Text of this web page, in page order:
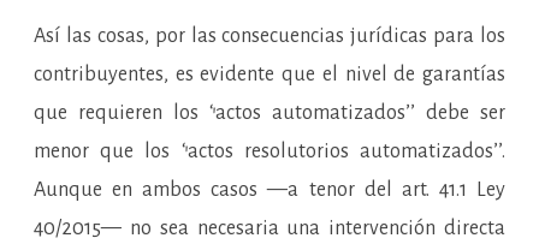
Así las cosas, por las consecuencias jurídicas para los
contribuyentes, es evidente que el nivel de garantías
que requieren los ‘’actos automatizados’’ debe ser
menor que los ‘’actos resolutorios automatizados’’.
Aunque en ambos casos —a tenor del art. 41.1 Ley
40/2015— no sea necesaria una intervención directa